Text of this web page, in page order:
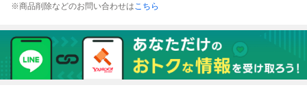
※商品削除などのお問い合わせはこちら